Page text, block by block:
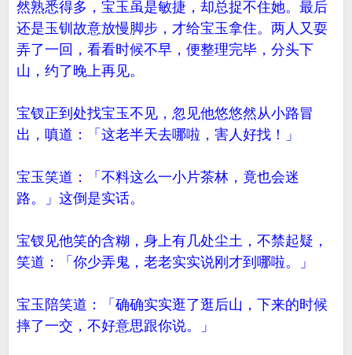
然熟悉得多，宝玉虽是敏捷，却总捉不住她。最后
还是玉钏故意放慢脚步，才给宝玉拿住。两人又耍
弄了一回，看看时候不早，便整理完毕，分头下
山，约了晚上再见。
宝钗正到处找宝玉不见，忽见他悠悠然从小路冒
出，嗔道：「这老半天去哪啦，害人好找！」
宝玉笑道：「不料这么一小片茶林，竟也会迷
路。」这倒是实话。
宝钗见他笑的含糊，身上有几处尘土，不禁起疑，
笑道：「你少弄鬼，老老实实说刚才到哪啦。」
宝玉陪笑道：「确确实实逛了逛后山，下来的时候
摔了一交，不好意思跟你说。」